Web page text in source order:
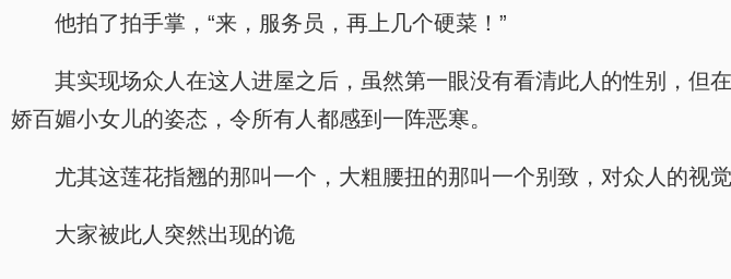
他拍了拍手掌，“来，服务员，再上几个硬菜！”
其实现场众人在这人进屋之后，虽然第一眼没有看清此人的性别，但
娇百媚小女儿的姿态，令所有人都感到一阵恶寒。
尤其这莲花指翘的那叫一个，大粗腰扭的那叫一个别致，对众人的视
大家被此人突然出现的诡